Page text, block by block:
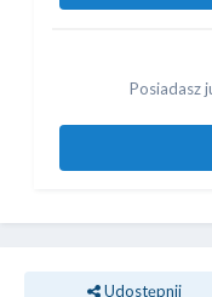
Posiadasz
Udostępnij